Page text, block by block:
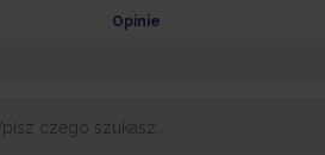
Opinie